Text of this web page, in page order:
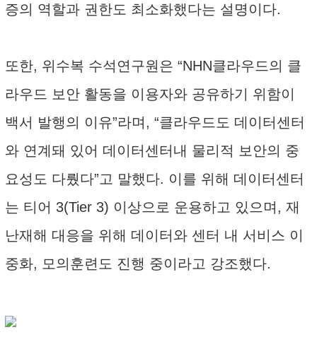
증의 역할과 권한도 최소화했다는 설명이다.
또한, 위수복 수석연구원은 “NHN클라우드의 클
라우드 보안 활동을 이용자와 공유하기 위함이
백서 발행의 이유”라며, “클라우드도 데이터센터
와 연계돼 있어 데이터센터내 물리적 보안의 중
요성도 다뤘다”고 말했다. 이를 위해 데이터센터
는 티어 3(Tier 3) 이상으로 운용하고 있으며, 재
난재해 대응을 위해 데이터와 센터 내 서비스 이
중화, 모의훈련도 진행 중이라고 강조했다.